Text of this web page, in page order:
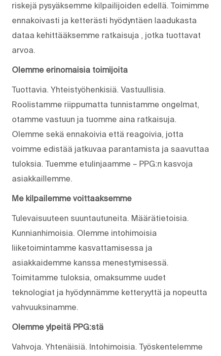
riskejä pysyäksemme kilpailijoiden edellä. Toimimme
ennakoivasti ja ketterästi hyödyntäen laadukasta
dataa kehittääksemme ratkaisuja , jotka tuottavat
arvoa.
Olemme erinomaisia toimijoita
Tuottavia. Yhteistyöhenkisiä. Vastuullisia.
Roolistamme riippumatta tunnistamme ongelmat,
otamme vastuun ja tuomme aina ratkaisuja.
Olemme sekä ennakoivia että reagoivia, jotta
voimme edistää jatkuvaa parantamista ja saavuttaa
tuloksia. Tuemme etulinjaamme – PPG:n kasvoja
asiakkaillemme.
Me kilpailemme voittaaksemme
Tulevaisuuteen suuntautuneita. Määrätietoisia.
Kunnianhimoisia. Olemme intohimoisia
liiketoimintamme kasvattamisessa ja
asiakkaidemme kanssa menestymisessä.
Toimitamme tuloksia, omaksumme uudet
teknologiat ja hyödynnämme ketteryyttä ja nopeutta
vahvuuksinamme.
Olemme ylpeitä PPG:stä
Vahvoja. Yhtenäisiä. Into­himoisia. Työskentelemme